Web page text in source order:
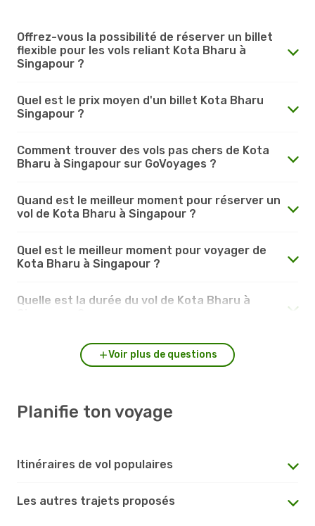
Offrez-vous la possibilité de réserver un billet
flexible pour les vols reliant Kota Bharu à
Singapour ?
Quel est le prix moyen d'un billet Kota Bharu
Singapour ?
Comment trouver des vols pas chers de Kota
Bharu à Singapour sur GoVoyages ?
Quand est le meilleur moment pour réserver un
vol de Kota Bharu à Singapour ?
Quel est le meilleur moment pour voyager de
Kota Bharu à Singapour ?
Quelle est la durée du vol de Kota Bharu à
Voir plus de questions
Planifie ton voyage
Itinéraires de vol populaires
Les autres trajets proposés